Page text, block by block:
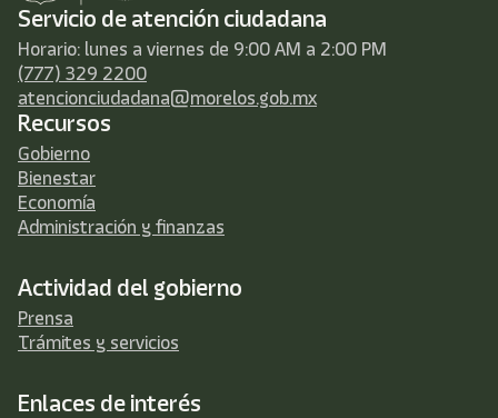
Servicio de atención ciudadana
Horario: lunes a viernes de 9:00 AM a 2:00 PM
(777) 329 2200
atencionciudadana@morelos.gob.mx
Recursos
Gobierno
Bienestar
Economía
Administración y finanzas
Actividad del gobierno
Prensa
Trámites y servicios
Enlaces de interés